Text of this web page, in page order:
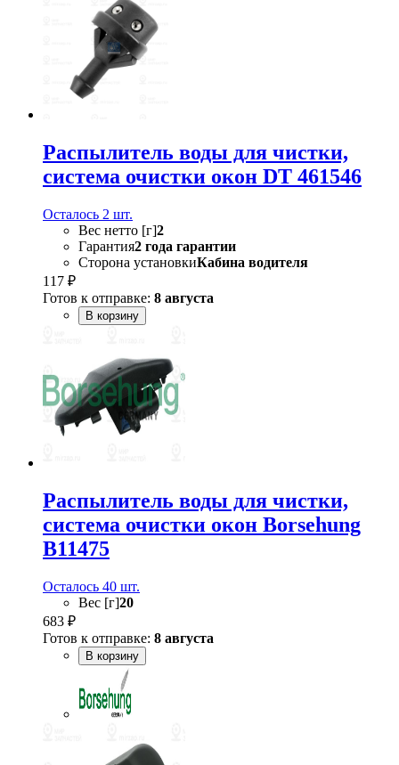
Распылитель воды для чистки,
система очистки окон DT 461546
Осталось 2 шт.
Вес нетто [г]2
Гарантия2 года гарантии
Сторона установкиКабина водителя
117 ₽
Готов к отправке: 8 августа
В корзину
Распылитель воды для чистки,
система очистки окон Borsehung
B11475
Осталось 40 шт.
Вес [г]20
683 ₽
Готов к отправке: 8 августа
В корзину